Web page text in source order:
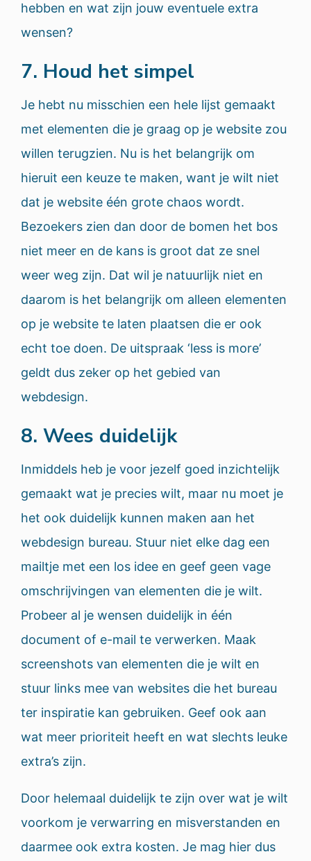
hebben en wat zijn jouw eventuele extra
wensen?
7. Houd het simpel
Je hebt nu misschien een hele lijst gemaakt
met elementen die je graag op je website zou
willen terugzien. Nu is het belangrijk om
hieruit een keuze te maken, want je wilt niet
dat je website één grote chaos wordt.
Bezoekers zien dan door de bomen het bos
niet meer en de kans is groot dat ze snel
weer weg zijn. Dat wil je natuurlijk niet en
daarom is het belangrijk om alleen elementen
op je website te laten plaatsen die er ook
echt toe doen. De uitspraak ‘less is more’
geldt dus zeker op het gebied van
webdesign.
8. Wees duidelijk
Inmiddels heb je voor jezelf goed inzichtelijk
gemaakt wat je precies wilt, maar nu moet je
het ook duidelijk kunnen maken aan het
webdesign bureau. Stuur niet elke dag een
mailtje met een los idee en geef geen vage
omschrijvingen van elementen die je wilt.
Probeer al je wensen duidelijk in één
document of e-mail te verwerken. Maak
screenshots van elementen die je wilt en
stuur links mee van websites die het bureau
ter inspiratie kan gebruiken. Geef ook aan
wat meer prioriteit heeft en wat slechts leuke
extra’s zijn.
Door helemaal duidelijk te zijn over wat je wilt
voorkom je verwarring en misverstanden en
daarmee ook extra kosten. Je mag hier dus